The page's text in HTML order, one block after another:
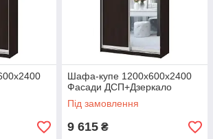
Шафа-купе 1200х600х2400
Фасади ДСП+Дзеркало
Під замовлення
9 615 ₴